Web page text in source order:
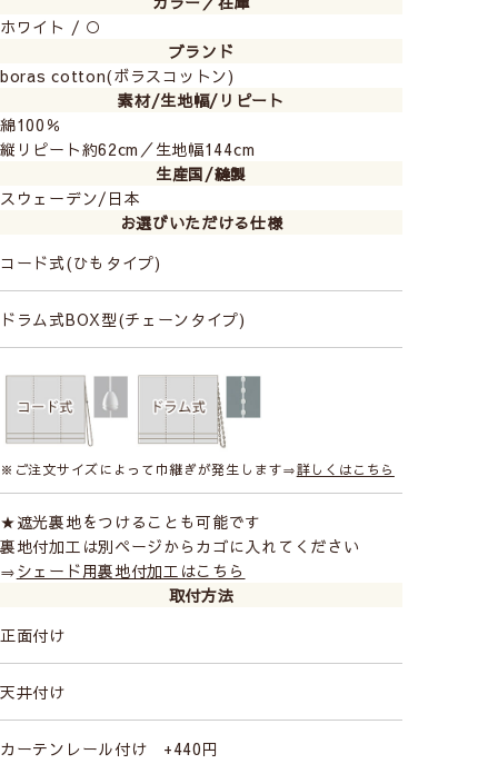
boras cotton－ボラスコットン－
スウェーデンの歴史あるファブリックメーカー。
ボラスのデザインは絵画的ともいえる北欧らしさ
が魅力です。恵まれた大自然からインスピレーシ
ョンを受けたデザインは家庭でも公共の場でも愛
されています。
こちらは「メカ＋幕体」の販売ページで
す。幕体のみのご購入はこちら
◆ シェードカーテンについて ◆
操作は2種類からお選びください
プ）
ホワイト / ○
ブランド
boras cotton(ボラスコットン)
素材/生地幅/リピート
綿100％
縦リピート約62cm／生地幅144cm
生産国/縫製
スウェーデン/日本
お選びいただける仕様
コード式(ひもタイプ)
ドラム式BOX型(チェーンタイプ)
※ご注文サイズによって巾継ぎが発生します⇒詳しくはこちら
★遮光裏地をつけることも可能です
裏地付加工は別ページからカゴに入れてください
⇒シェード用裏地付加工はこちら
取付方法
正面付け
天井付け
カーテンレール付け +440円